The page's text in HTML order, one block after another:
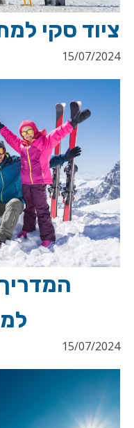
ציוד סקי
15/07/2024
15/07/2024